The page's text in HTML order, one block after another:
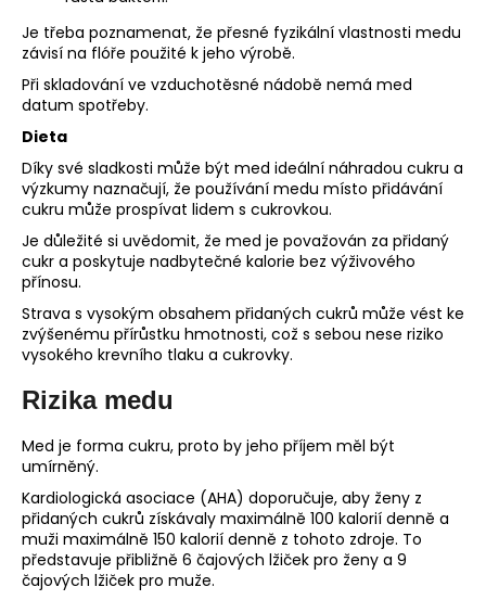
Je třeba poznamenat, že přesné fyzikální vlastnosti medu
závisí na flóře použité k jeho výrobě.
Při skladování ve vzduchotěsné nádobě nemá med
datum spotřeby.
Dieta
Díky své sladkosti může být med ideální náhradou cukru a
výzkumy naznačují, že používání medu místo přidávání
cukru může prospívat lidem s cukrovkou.
Je důležité si uvědomit, že med je považován za přidaný
cukr a poskytuje nadbytečné kalorie bez výživového
přínosu.
Strava s vysokým obsahem přidaných cukrů může vést ke
zvýšenému přírůstku hmotnosti, což s sebou nese riziko
vysokého krevního tlaku a cukrovky.
Rizika medu
Med je forma cukru, proto by jeho příjem měl být
umírněný.
Kardiologická asociace (AHA) doporučuje, aby ženy z
přidaných cukrů získávaly maximálně 100 kalorií denně a
muži maximálně 150 kalorií denně z tohoto zdroje. To
představuje přibližně 6 čajových lžiček pro ženy a 9
čajových lžiček pro muže.